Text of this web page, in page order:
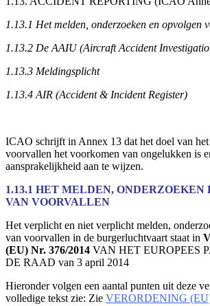
1.13.1 Het melden, onderzoeken en opvolgen
1.13.2 De AAIU (Aircraft Accident
1.13.3 Meldingsplicht
1.13.4 AIR (Accident & Incident Register)
ICAO schrijft in Annex 13 dat het doel van het
voorvallen het voorkomen van ongelukken is
aansprakelijkheid aan te wijzen.
1.13.1 HET MELDEN, ONDERZOEKEN
VAN VOORVALLEN
Het verplicht en niet verplicht melden,
van voorvallen in de burgerluchtvaart staat in
(EU) Nr. 376/2014 VAN HET EUROPEES
DE RAAD van 3 april 2014
Hieronder volgen een aantal punten uit deze
volledige tekst zie: Zie VERORDENING